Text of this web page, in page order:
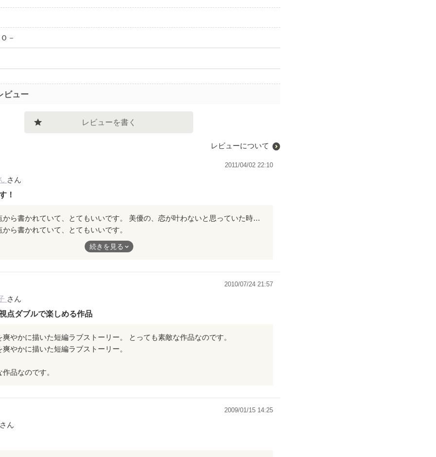
－
ビュー
レビューを書く
レビューについて
2011/04/02 22:10
さん
！
男女両方の視点から書かれていて、とてもいいです。 美優の、恋が叶わないと思っていた時のセツナイ感じをもっと出していただけたら最高です!!
ら書かれていて、とてもいいです。
わないと思っていた時のセツナイ感じをもっと出していただけたら最高です!!
続きを見る
2010/07/24 21:57
さん
点ダブルで楽しめる作品
やかに描いた短編ラブストーリー。 とっても素敵な作品なのです。
やかに描いた短編ラブストーリー。
品なのです。
2009/01/15 14:25
さん